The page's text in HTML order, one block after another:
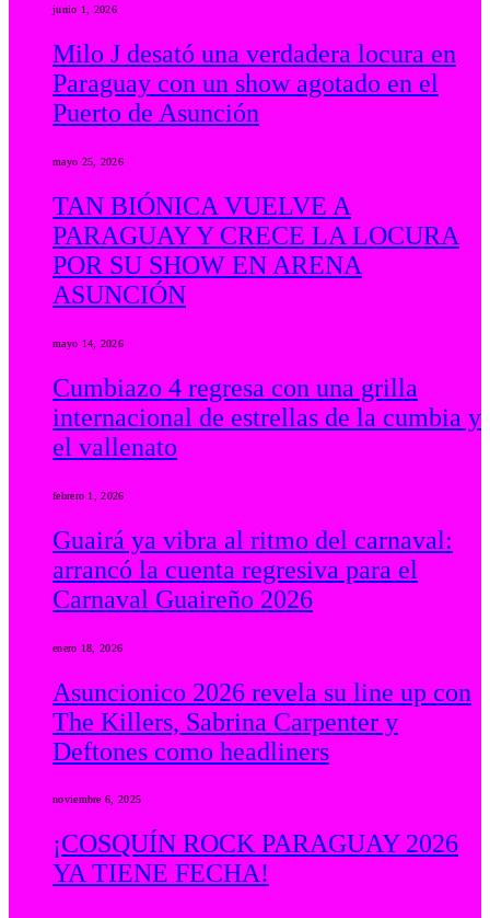
junio 1, 2026
Milo J desató una verdadera locura en
Paraguay con un show agotado en el
Puerto de Asunción
mayo 25, 2026
TAN BIÓNICA VUELVE A
PARAGUAY Y CRECE LA LOCURA
POR SU SHOW EN ARENA
ASUNCIÓN
mayo 14, 2026
Cumbiazo 4 regresa con una grilla
internacional de estrellas de la cumbia y
el vallenato
febrero 1, 2026
Guairá ya vibra al ritmo del carnaval:
arrancó la cuenta regresiva para el
Carnaval Guaireño 2026
enero 18, 2026
Asuncionico 2026 revela su line up con
The Killers, Sabrina Carpenter y
Deftones como headliners
noviembre 6, 2025
¡COSQUÍN ROCK PARAGUAY 2026
YA TIENE FECHA!